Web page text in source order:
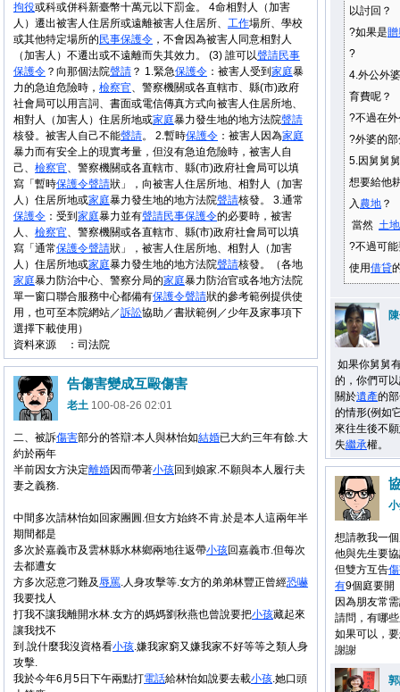
以討回？
?如果是
?
4.外公外
育費呢？
?不過在
?外婆的
5.因舅舅
想要給他
入 農地 ？
當然 土地
?不過可
使用借貸
如果你舅舅
的，你們可
關於遺產的
的情形(例如
來往生後不
失繼承權。
拘役或科或併科新臺幣十萬元以下罰金。 4命相對人（加害
人）遷出被害人住居所或遠離被害人住居所、 工作場所、學校
或其他特定場所的 民事保護令 ，不會因為被害人同意相對人
（加害人）不遷出或不遠離而失其效力。 (3) 誰可以聲請民事
保護令 ？向那個法院聲請 ？ 1.緊急保護令 ：被害人受到 家庭暴
力的急迫危險時， 檢察官、警察機關或各直轄市、縣(市)政府
社會局可以用言詞、書面或電信傳真方式向被害人住居所地、
相對人（加害人）住居所地或家庭暴力發生地的地方法院聲請
核發。被害人自己不能聲請。 2.暫時保護令 ：被害人因為家庭
暴力而有安全上的現實考量，但沒有急迫危險時，被害人自
己、 檢察官、警察機關或各直轄市、縣(市)政府社會局可以填
寫「暫時保護令聲請狀」，向被害人住居所地、相對人（加害
人）住居所地或家庭暴力發生地的地方法院聲請核發。 3.通常
保護令 ：受到 家庭暴力並有聲請民事保護令的必要時，被害
人、 檢察官、警察機關或各直轄市、縣(市)政府社會局可以填
寫「通常保護令聲請狀」，被害人住居所地、相對人（加害
人）住居所地或家庭暴力發生地的地方法院聲請核發。（各地
家庭暴力防治中心、警察分局的家庭暴力防治官或各地方法院
單一窗口聯合服務中心都備有保護令聲請狀的參考範例提供使
用，也可至本院網站／訴訟協助／書狀範例／少年及家事項下
選擇下載使用）
資料來源 ：司法院
告傷害變成互毆傷害
老土 100-08-26 02:01
二、被訴傷害部分的答辯:本人與林怡如結婚已大約三年有餘.大
約於兩年
半前因女方決定離婚因而帶著小孩回到娘家.不願與本人履行夫
妻之義務.
中間多次請林怡如回家團圓.但女方始終不肯.於是本人這兩年半
期間都是
多次於嘉義市及雲林縣水林鄉兩地往返帶小孩回嘉義市.但每次
去都遭女
方多次惡意刁難及辱罵.人身攻擊等.女方的弟弟林豐正曾經恐嚇
我要找人
打我不讓我離開水林.女方的媽媽劉秋燕也曾說要把小孩藏起來
讓我找不
到.說什麼我沒資格看小孩.嫌我家窮又嫌我家不好等等之類人身
攻擊.
我於今年6月5日下午兩點打電話給林怡如說要去載小孩.她口頭
想請教我一
他與先生要
但雙方互告
有9個庭要開
因為朋友常
請問，有哪
如果可以，
謝謝